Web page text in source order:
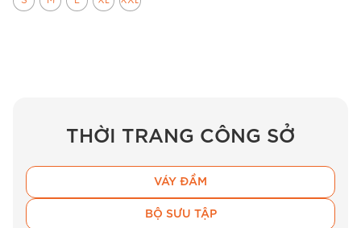
THỜI TRANG CÔNG SỞ
VÁY ĐẦM
BỘ SƯU TẬP